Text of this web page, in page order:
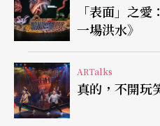
性的繪畫逐漸認識世界，
呼應著這種原初模擬性的
的主角，那是雪地枯枝的
著窗的這面牆，便發現原
「表面」之
一場洪水》
ARTalks
真的，不開玩